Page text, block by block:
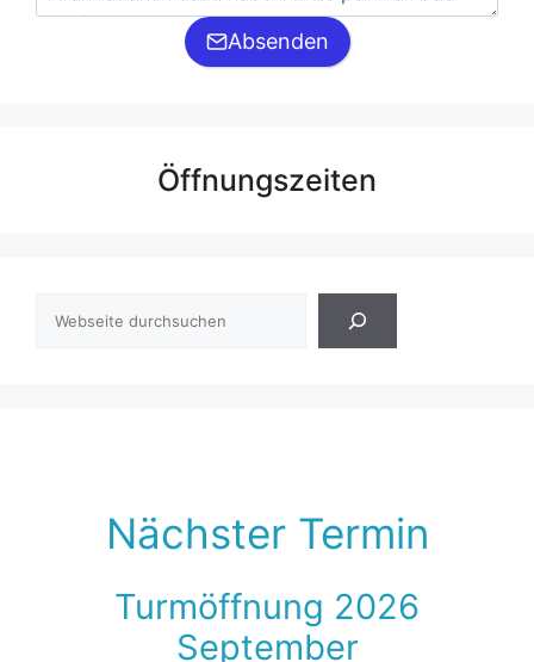
Absenden
Öffnungszeiten
Nächster Termin
Turmöffnung 2026
September